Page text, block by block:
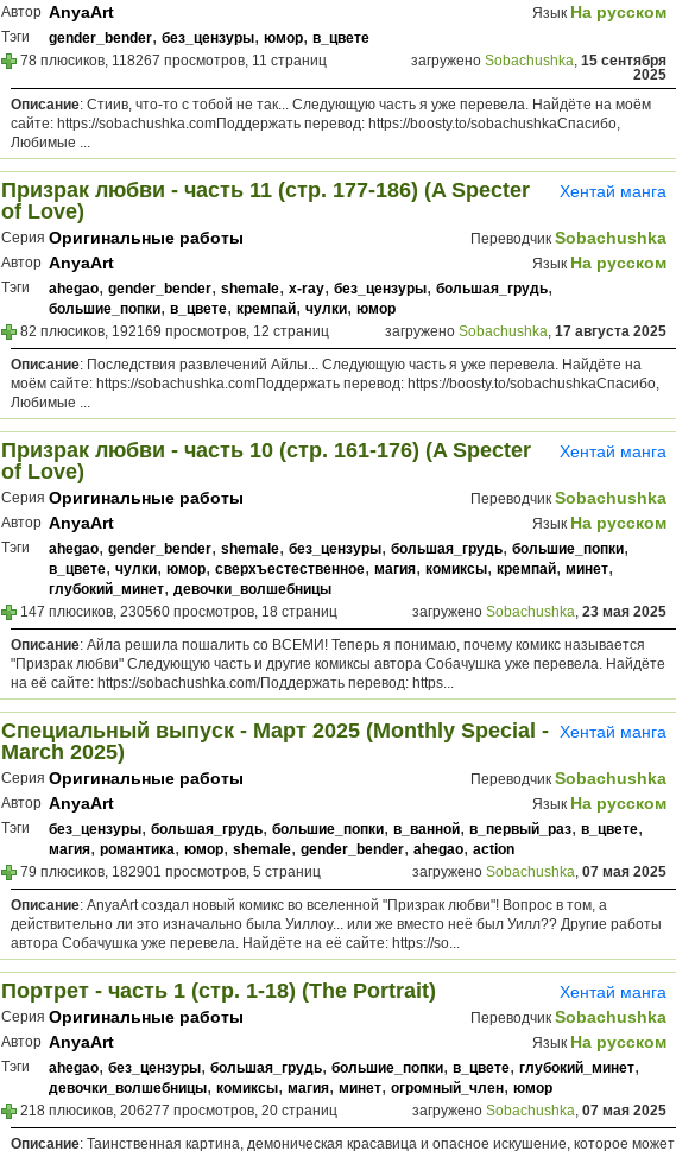
Автор AnyaArt Язык На русском
Тэги gender_bender, без_цензуры, юмор, в_цвете
78 плюсиков, 118267 просмотров, 11 страниц
загружено Sobachushka, 15 сентября
2025
Описание: Стиив, что-то с тобой не так... Следующую часть я уже перевела. Найдёте на моём
сайте: https://sobachushka.comПоддержать перевод: https://boosty.to/sobachushkaСпасибо,
Любимые ...
Хентай манга
Призрак любви - часть 11 (стр. 177-186) (A Specter
of Love)
Серия Оригинальные работы Переводчик Sobachushka
Автор AnyaArt Язык На русском
Тэги ahegao, gender_bender, shemale, x-ray, без_цензуры, большая_грудь,
большие_попки, в_цвете, кремпай, чулки, юмор
82 плюсиков, 192169 просмотров, 12 страниц
загружено Sobachushka, 17 августа 2025
Описание: Последствия развлечений Айлы... Следующую часть я уже перевела. Найдёте на
моём сайте: https://sobachushka.comПоддержать перевод: https://boosty.to/sobachushkaСпасибо,
Любимые ...
Хентай манга
Призрак любви - часть 10 (стр. 161-176) (A Specter
of Love)
Серия Оригинальные работы Переводчик Sobachushka
Автор AnyaArt Язык На русском
Тэги ahegao, gender_bender, shemale, без_цензуры, большая_грудь, большие_попки,
в_цвете, чулки, юмор, сверхъестественное, магия, комиксы, кремпай, минет,
глубокий_минет, девочки_волшебницы
147 плюсиков, 230560 просмотров, 18 страниц
загружено Sobachushka, 23 мая 2025
Описание: Айла решила пошалить со ВСЕМИ! Теперь я понимаю, почему комикс называется
"Призрак любви" Следующую часть и другие комиксы автора Собачушка уже перевела. Найдёте
на её сайте: https://sobachushka.com/Поддержать перевод: https...
Хентай манга
Специальный выпуск - Март 2025 (Monthly Special -
March 2025)
Серия Оригинальные работы Переводчик Sobachushka
Автор AnyaArt Язык На русском
Тэги без_цензуры, большая_грудь, большие_попки, в_ванной, в_первый_раз, в_цвете,
магия, романтика, юмор, shemale, gender_bender, ahegao, action
79 плюсиков, 182901 просмотров, 5 страниц
загружено Sobachushka, 07 мая 2025
Описание: AnyaArt создал новый комикс во вселенной "Призрак любви"! Вопрос в том, а
действительно ли это изначально была Уиллоу... или же вместо неё был Уилл?? Другие работы
автора Собачушка уже перевела. Найдёте на её сайте: https://so...
Хентай манга
Портрет - часть 1 (стр. 1-18) (The Portrait)
Серия Оригинальные работы Переводчик Sobachushka
Автор AnyaArt Язык На русском
Тэги ahegao, без_цензуры, большая_грудь, большие_попки, в_цвете, глубокий_минет,
девочки_волшебницы, комиксы, магия, минет, огромный_член, юмор
218 плюсиков, 206277 просмотров, 20 страниц
загружено Sobachushka, 07 мая 2025
Описание: Таинственная картина, демоническая красавица и опасное искушение, которое может